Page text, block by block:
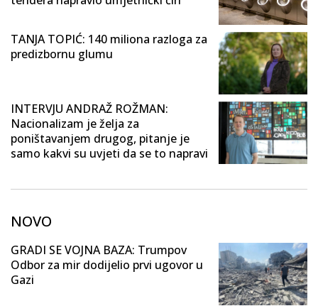
TANJA TOPIĆ: 140 miliona razloga za
predizbornu glumu
INTERVJU ANDRAŽ ROŽMAN:
Nacionalizam je želja za
poništavanjem drugog, pitanje je
samo kakvi su uvjeti da se to napravi
NOVO
GRADI SE VOJNA BAZA: Trumpov
Odbor za mir dodijelio prvi ugovor u
Gazi